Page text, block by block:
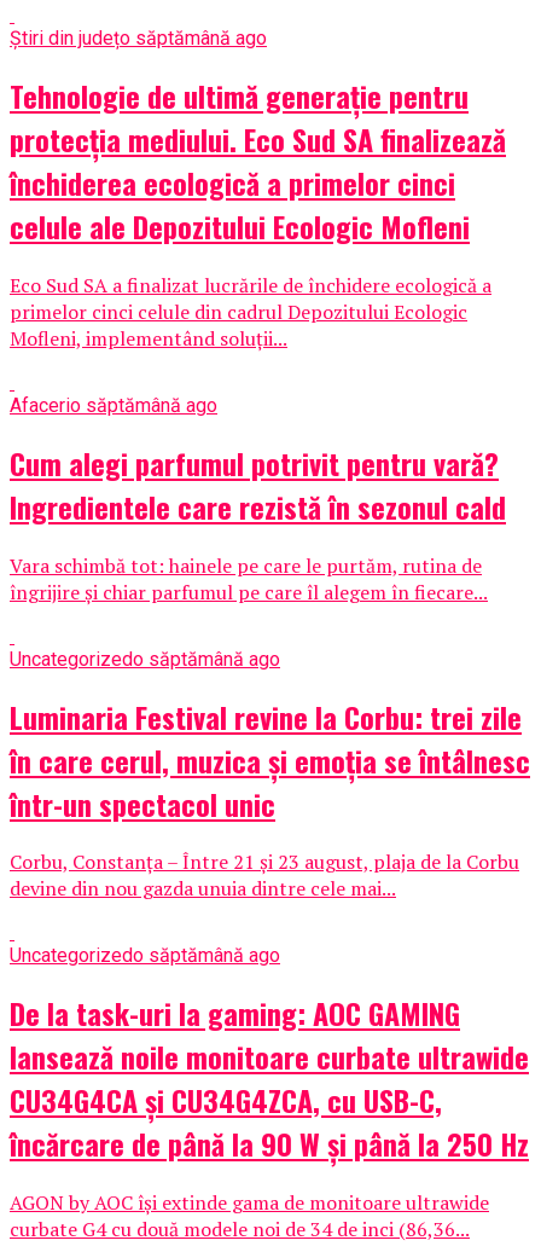
Știri din județo săptămână ago
Tehnologie de ultimă generație pentru
protecția mediului. Eco Sud SA finalizează
închiderea ecologică a primelor cinci
celule ale Depozitului Ecologic Mofleni
Eco Sud SA a finalizat lucrările de închidere ecologică a
primelor cinci celule din cadrul Depozitului Ecologic
Mofleni, implementând soluții...
Afacerio săptămână ago
Cum alegi parfumul potrivit pentru vară?
Ingredientele care rezistă în sezonul cald
Vara schimbă tot: hainele pe care le purtăm, rutina de
îngrijire și chiar parfumul pe care îl alegem în fiecare...
Uncategorizedo săptămână ago
Luminaria Festival revine la Corbu: trei zile
în care cerul, muzica și emoția se întâlnesc
într-un spectacol unic
Corbu, Constanța – Între 21 și 23 august, plaja de la Corbu
devine din nou gazda unuia dintre cele mai...
Uncategorizedo săptămână ago
De la task-uri la gaming: AOC GAMING
lansează noile monitoare curbate ultrawide
CU34G4CA și CU34G4ZCA, cu USB-C,
încărcare de până la 90 W și până la 250 Hz
AGON by AOC își extinde gama de monitoare ultrawide
curbate G4 cu două modele noi de 34 de inci (86,36...